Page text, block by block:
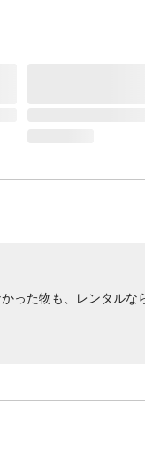
った物も、レンタルな